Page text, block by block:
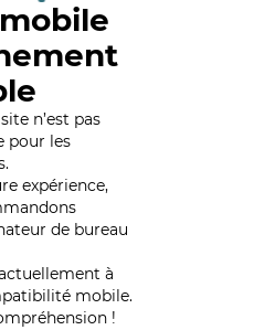
n’est pas
pour les
expérience,
de bureau
à
mobile.
!